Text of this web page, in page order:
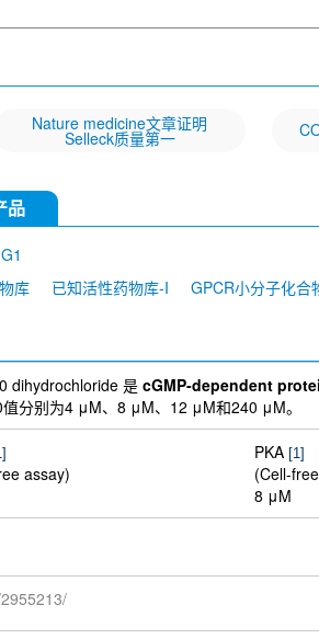
Nature medicine文章证明
Selleck质量第一
品
库 已知活性药物库-I GPCR小分子化合
dihydrochloride 是cGMP-dependent
分别为4 μM、8 μM、12 μM和240 μM。
assay)
PKA [1]
(Cell-
8 μM